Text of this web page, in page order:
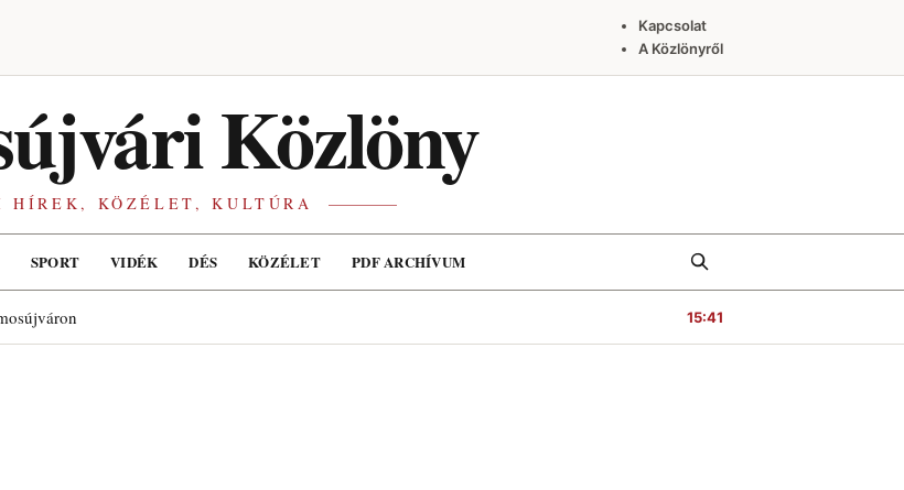
Kapcsolat
A Közlönyről
Közlöny
HÍREK, KÖZÉLET, KULTÚRA
SPORT VIDÉK DÉS KÖZÉLET PDF ARCHÍVUM Keresés
15:41